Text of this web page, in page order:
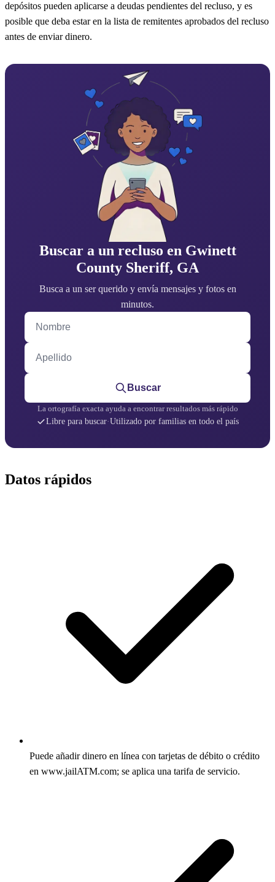
depósitos pueden aplicarse a deudas pendientes del recluso, y es
posible que deba estar en la lista de remitentes aprobados del recluso
antes de enviar dinero.
Buscar a un recluso en Gwinett
County Sheriff, GA
Busca a un ser querido y envía mensajes y fotos en
minutos.
Nombre
Apellido
Buscar
La ortografía exacta ayuda a encontrar resultados más rápido
Libre para buscar·Utilizado por familias en todo el país
Datos rápidos
Puede añadir dinero en línea con tarjetas de débito o crédito
en www.jailATM.com; se aplica una tarifa de servicio.